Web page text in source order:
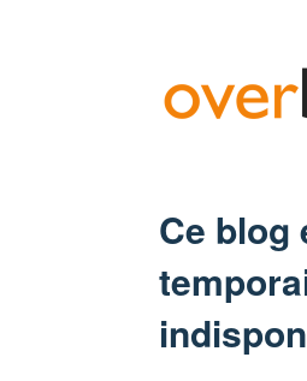
Ce blog